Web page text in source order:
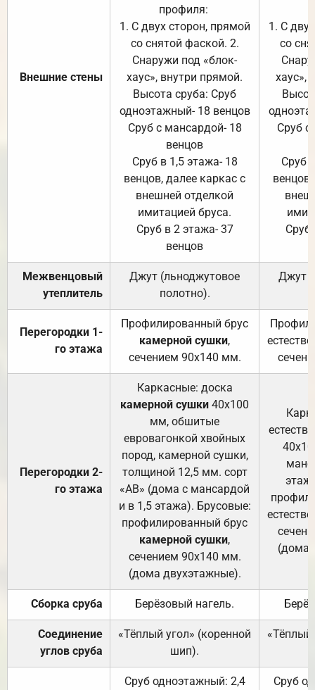
Внешние стены
профиля:
1. С двух сторон, прямой
со снятой фаской. 2.
Снаружи под «блок-
хаус», внутри прямой.
Высота сруба: Сруб
одноэтажный- 18 венцов
Сруб с мансардой- 18
венцов
Сруб в 1,5 этажа- 18
венцов, далее каркас с
внешней отделкой
имитацией бруса.
Сруб в 2 этажа- 37
венцов
1. С
со
хаус»,
Сруб с
Сруб
Сруб
Межвенцовый
утеплитель
Джут (льноджутовое
полотно).
Джут
Перегородки 1-
го этажа
Профилированный брус
камерной сушки,
сечением 90х140 мм.
Перегородки 2-
го этажа
Каркасные: доска
камерной сушки 40х100
мм, обшитые
евровагонкой хвойных
пород, камерной сушки,
толщиной 12,5 мм. сорт
«АВ» (дома с мансардой
и в 1,5 этажа). Брусовые:
профилированный брус
камерной сушки,
сечением 90х140 мм.
(дома двухэтажные).
(дома
Сборка сруба Берёзовый нагель.
Соединение
углов сруба
«Тёплый угол» (коренной
шип).
«Тёплый
Сруб одноэтажный: 2,4
Сруб